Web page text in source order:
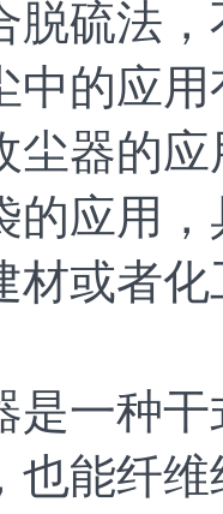
脱硫法
中的应
器的应
应用，
材或者
一种干
也能纤